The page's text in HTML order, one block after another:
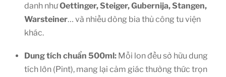
danh nhưOettinger, Steiger, Gubernija, Stangen,
Warsteiner… và nhiều dòng bia thủ công tu viện
khác.
Dung tích chuẩn 500ml: Mỗi lon đều sở hữu dung
tích lớn (Pint), mang lại cảm giác thưởng thức trọn